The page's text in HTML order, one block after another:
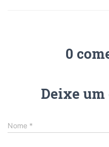
0
Deixe
Nome *